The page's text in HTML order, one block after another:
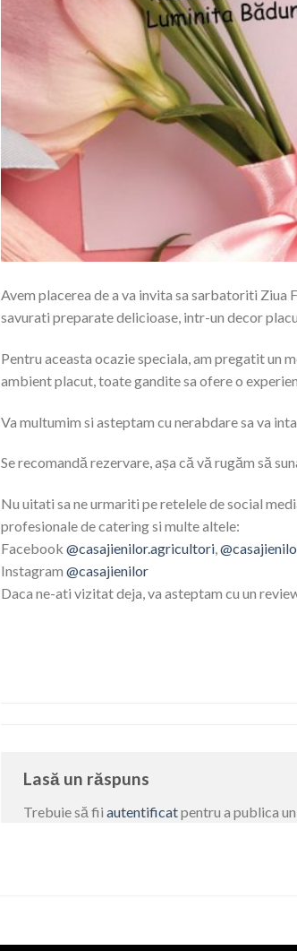
Avem placerea de a va invita sa sarbatoriti Ziua
savurati preparate delicioase, intr-un decor
Pentru aceasta ocazie speciala, am pregatit un
ambient placut, toate gandite sa ofere o
Va multumim si asteptam cu nerabdare sa va
Se recomandă rezervare, așa că vă rugăm să
Nu uitati sa ne urmariti pe retelele de social
profesionale de catering si multe altele:
Facebook @casajienilor.agricultori,
Instagram @casajienilor
Daca ne-ati vizitat deja, va asteptam cu un
Lasă un răspuns
Trebuie să fii autentificatpentru a publica